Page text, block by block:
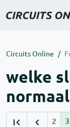
Circuits Online
welke
2 3